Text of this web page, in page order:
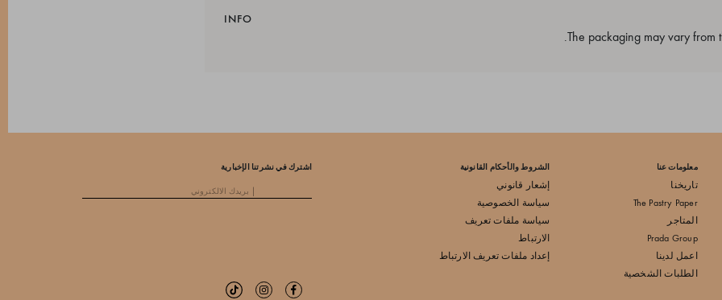
INFO
The packaging may vary from
اشترك في نشرتنا الإخبارية معلومات عنا
تاريخنا
The Pastry Paper
المتاجر
Prada Group
اعمل لدينا
الطلبات الشخصية
الشروط والأحكام القانونية
إشعار قانوني
سياسة الخصوصية
سياسة ملفات تعريف
الارتباط
إعداد ملفات تعريف الارتباط